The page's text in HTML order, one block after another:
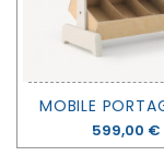
Prezzo
599,00 €